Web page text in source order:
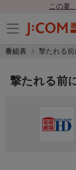
この夏
番組表 撃たれる前
撃たれる前